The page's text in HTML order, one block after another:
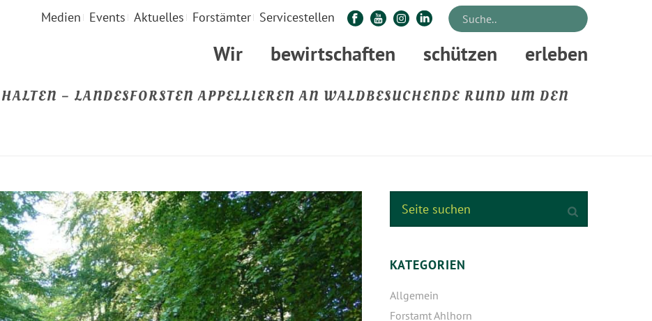
Medien Events Aktuelles Forstämter Servicestellen
Wir bewirtschaften schützen erleben
– LANDESFORSTEN APPELLIEREN AN WALDBESUCHENDE RUND UM DEN
KATEGORIEN
Allgemein
Forstamt Ahlhorn